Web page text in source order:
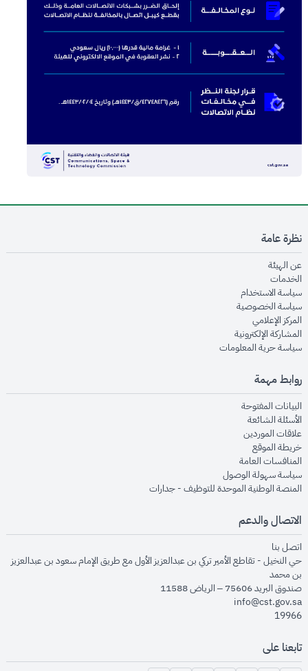
نظرة عامة
عن الهيئةopens in new window
الخدماتopens in new window
سياسة الاستخدام
سياسة الخصوصيةopens in new window
المركز الإعلاميopens in new window
المشاركة الإلكترونيةopens in new window
سياسة حرية المعلوماتopens in new window
روابط مهمة
البيانات المفتوحةopens in new window
الأسئلة الشائعةopens in new window
علاقات الموردينopens in new window
خريطة الموقعopens in new window
المنافسات العامةopens in new window
سياسة سهولة الوصولopens in new window
المنصة الوطنية الموحدة للتوظيف - جداراتopens in new window
الاتصال والدعم
اتصل بنا
حي النخيل - تقاطع الأمير تركي بن عبدالعزيز الأول مع طريق الإمام سعود بن عبدالعزيز
بن محمد
صندوق البريد 75606 – الرياض 11588
info@cst.gov.sa
19966
تابعنا على